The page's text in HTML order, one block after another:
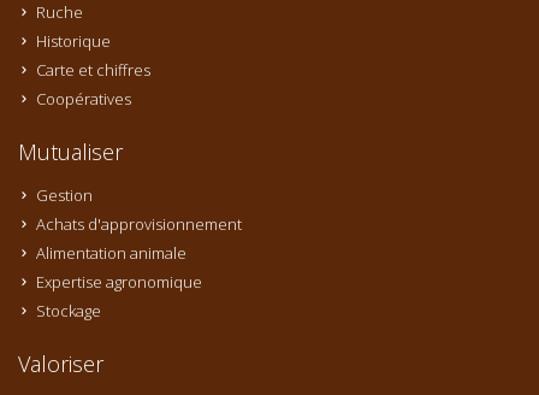
Ruche
Historique
Carte et chiffres
Coopératives
Mutualiser
Gestion
Achats d'approvisionnement
Alimentation animale
Expertise agronomique
Stockage
Valoriser